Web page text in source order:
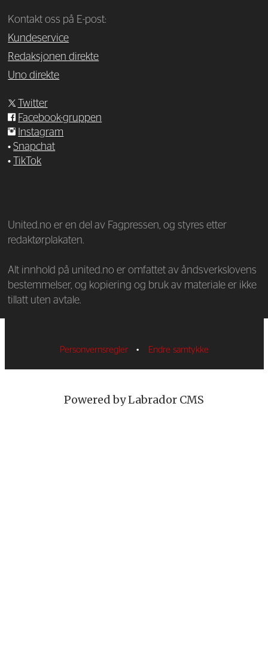
Kontakt oss på E-post:
Kundeservice
Redaksjonen direkte
Uno direkte
Twitter
Facebook-gruppen
Instagram
•Snapchat
•
TikTok
United.no er en del av Fagpressen, og styres etter
redaktørplakaten.
Alt innhold på united.no er omfattet av åndsverkslovens
bestemmelser, og kopiering og bruk av materiale er ikke
tillatt uten avtale.
Personvernsregler • Endre samtykke
Powered by Labrador CMS